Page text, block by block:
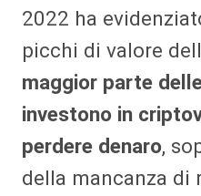
2022 ha
picchi di valore
maggior parte
investono in
perdere denaro,
della mancanza di